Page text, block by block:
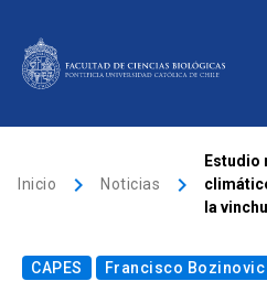
Biblioteca launch Donaciones
search
Inicio keyboard_arrow_right Noticias keyboard_arrow_right
Estudio
la
CAPES Francisco Bozinovic